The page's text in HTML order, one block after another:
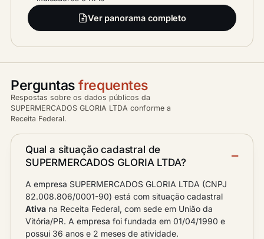
Ver panorama completo
Perguntasfrequentes
Respostas sobre os dados públicos da
SUPERMERCADOS GLORIA LTDA conforme a
Receita Federal.
Qual a situação cadastral de
SUPERMERCADOS GLORIA LTDA?
A empresa SUPERMERCADOS GLORIA LTDA (CNPJ
82.008.806/0001-90) está com situação cadastral
Ativa na Receita Federal, com sede em União da
Vitória/PR. A empresa foi fundada em 01/04/1990 e
possui 36 anos e 2 meses de atividade.